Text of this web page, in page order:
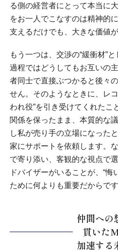
る側の経営者にとって本当に
をお一人でこなすのは精神的
支えるだけでも、大きな価値が
もう一つは、交渉の“緩衝材”
過程ではどうしてもお互いの
者同士で直接ぶつかると後々
せん。そのようなときに、レ
われ役”を引き受けてくれたこ
関係を保ったまま、本質的な
し私が売り手の立場になった
家にサポートを依頼します。
で寄り添い、客観的な視点で
ドバイザーがいることが、“悔
ために何よりも重要だからです
仲間への
貫いた
加速する